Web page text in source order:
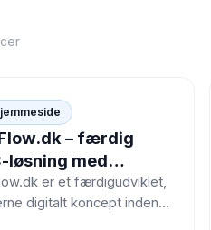
– færdig
løsning med
og domæne
er et færdigudviklet,
digitalt koncept inden